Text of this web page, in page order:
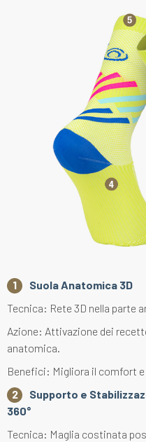
Suola Anatomica 3D
Tecnica: Rete 3D nella parte
Azione: Attivazione dei
anatomica.
Benefici: Migliora il comfort
Supporto e
360°
Tecnica: Maglia costinata